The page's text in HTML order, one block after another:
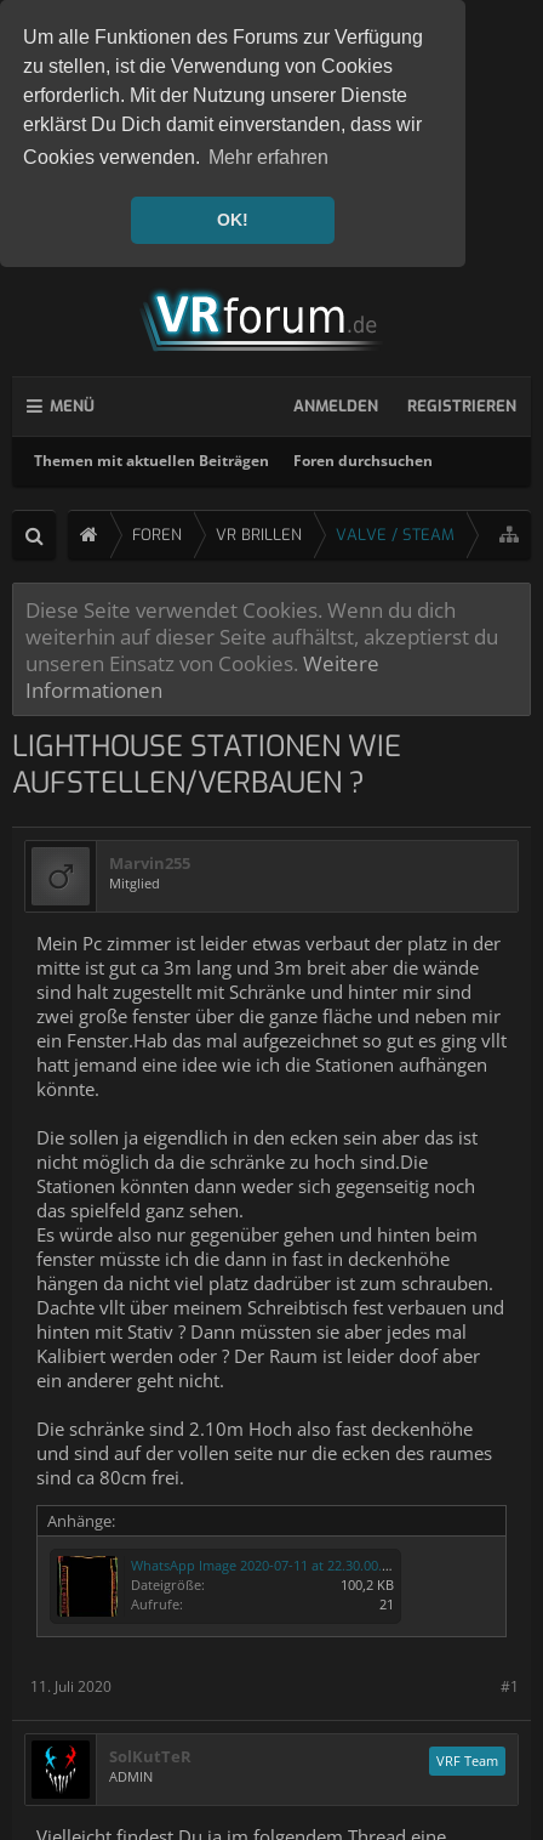
Um alle Funktionen des Forums zur Verfügung
zu stellen, ist die Verwendung von Cookies
erforderlich. Mit der Nutzung unserer Dienste
erklärst Du Dich damit einverstanden, dass wir
Cookies verwenden. Mehr erfahren
OK!
MENÜ
Themen mit aktuellen Beiträgen Foren durchsuchen
ANMELDEN REGISTRIEREN
FOREN VR BRILLEN VALVE / STEAM
Diese Seite verwendet Cookies. Wenn du dich
weiterhin auf dieser Seite aufhältst, akzeptierst du
unseren Einsatz von Cookies. Weitere
Informationen
LIGHTHOUSE STATIONEN WIE
AUFSTELLEN/VERBAUEN ?
Marvin255
Mitglied
Mein Pc zimmer ist leider etwas verbaut der platz in der
mitte ist gut ca 3m lang und 3m breit aber die wände
sind halt zugestellt mit Schränke und hinter mir sind
zwei große fenster über die ganze fläche und neben mir
ein Fenster.Hab das mal aufgezeichnet so gut es ging vllt
hatt jemand eine idee wie ich die Stationen aufhängen
könnte.
Die sollen ja eigendlich in den ecken sein aber das ist
nicht möglich da die schränke zu hoch sind.Die
Stationen könnten dann weder sich gegenseitig noch
das spielfeld ganz sehen.
Es würde also nur gegenüber gehen und hinten beim
fenster müsste ich die dann in fast in deckenhöhe
hängen da nicht viel platz dadrüber ist zum schrauben.
Dachte vllt über meinem Schreibtisch fest verbauen und
hinten mit Stativ ? Dann müssten sie aber jedes mal
Kalibiert werden oder ? Der Raum ist leider doof aber
ein anderer geht nicht.
Die schränke sind 2.10m Hoch also fast deckenhöhe
und sind auf der vollen seite nur die ecken des raumes
sind ca 80cm frei.
Anhänge:
WhatsApp Image 2020-07-11 at 22.30.00.jpeg
Dateigröße:
100,2 KB
Aufrufe:
21
#1
11. Juli 2020
SolKutTeR
ADMIN
VRF Team